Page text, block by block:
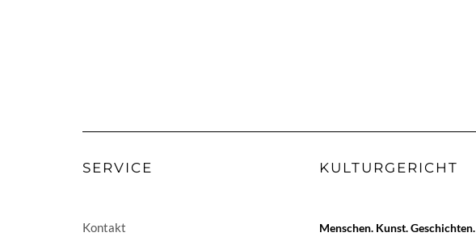
SERVICE
Kontakt
KULTURGERICHT
Menschen. Kunst. Geschichten.